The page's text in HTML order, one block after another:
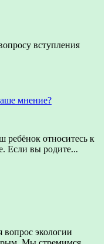
вступления
мнение?
ребёнок относитесь к
Если вы родите...
вопрос экологии